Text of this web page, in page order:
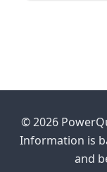
© 2026
Information is
and